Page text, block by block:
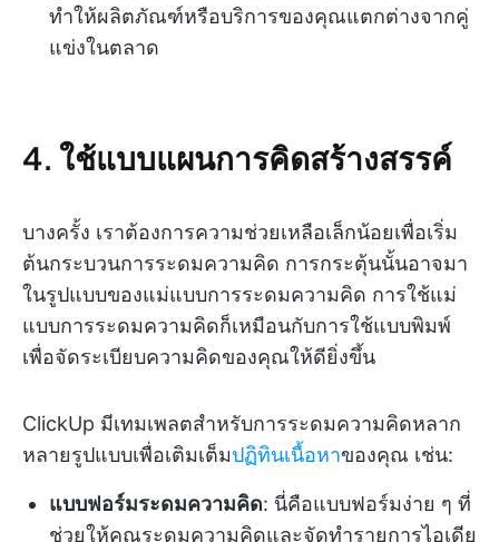
ทำให้ผลิตภัณฑ์หรือบริการของคุณแตกต่างจากคู่
แข่งในตลาด
4. ใช้แบบแผนการคิดสร้างสรรค์
บางครั้ง เราต้องการความช่วยเหลือเล็กน้อยเพื่อเริ่ม
ต้นกระบวนการระดมความคิด การกระตุ้นนั้นอาจมา
ในรูปแบบของแม่แบบการระดมความคิด การใช้แม่
แบบการระดมความคิดก็เหมือนกับการใช้แบบพิมพ์
เพื่อจัดระเบียบความคิดของคุณให้ดียิ่งขึ้น
ClickUp มีเทมเพลตสำหรับการระดมความคิดหลาก
หลายรูปแบบเพื่อเติมเต็มปฏิทินเนื้อหาของคุณ เช่น:
แบบฟอร์มระดมความคิด: นี่คือแบบฟอร์มง่าย ๆ ที่
ช่วยให้คุณระดมความคิดและจัดทำรายการไอเดีย